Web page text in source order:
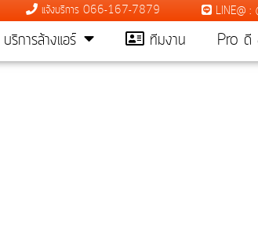
แจ้งบริการ 066-167-7879 LINE@ :
ริการล้างแอร์ ทีมงาน Pro ดี